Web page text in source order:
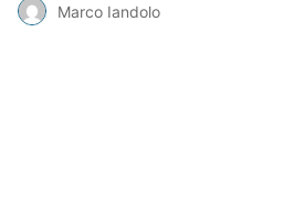
Marco Iandolo